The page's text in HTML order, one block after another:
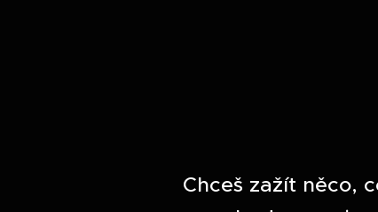
Chceš zažít něco,